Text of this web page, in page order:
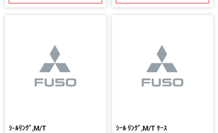
ｼ-ﾙﾘﾝｸﾞ,M/T ｼｰﾙ ﾘﾝｸﾞ,M/T ｹｰｽ